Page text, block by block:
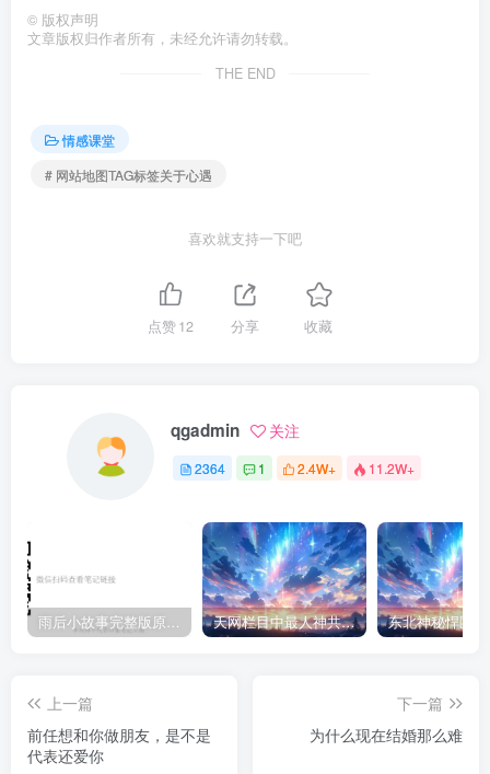
© 版权声明
文章版权归作者所有，未经允许请勿转载。
THE END
情感课堂
# 网站地图TAG标签关于心遇
喜欢就支持一下吧
点赞12 分享 收藏
qgadmin 关注
2364 1 2.4W+ 11.2W+
雨后小故事完整版原片动态图（图+文字解说版） 天网栏目中最人神共愤的一期《消失的夫妻》
上一篇
前任想和你做朋友，是不是
代表还爱你
下一篇
为什么现在结婚那么难